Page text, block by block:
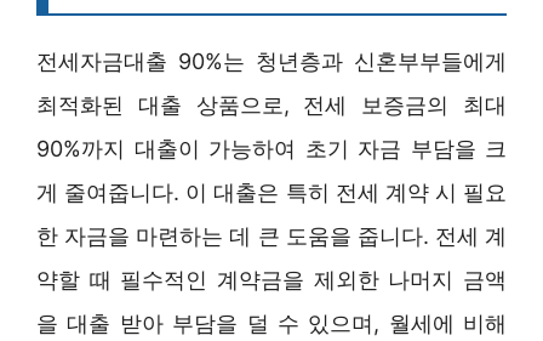
전세자금대출 90%는 청년층과 신혼부부들에게
최적화된 대출 상품으로, 전세 보증금의 최대
90%까지 대출이 가능하여 초기 자금 부담을 크
게 줄여줍니다. 이 대출은 특히 전세 계약 시 필요
한 자금을 마련하는 데 큰 도움을 줍니다. 전세 계
약할 때 필수적인 계약금을 제외한 나머지 금액
을 대출 받아 부담을 덜 수 있으며, 월세에 비해